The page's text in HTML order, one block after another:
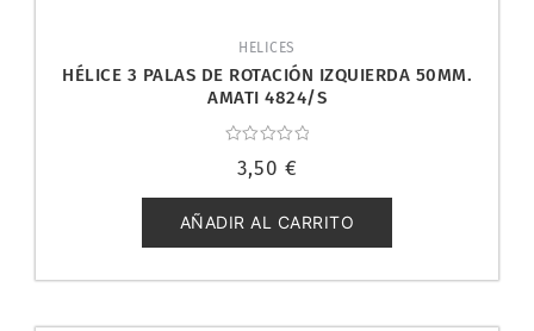
HELICES
HÉLICE 3 PALAS DE ROTACIÓN IZQUIERDA 50MM.
AMATI 4824/S
con
de
5
3,50 €
AÑADIR AL CARRITO